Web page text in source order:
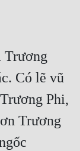
Trương
Có lẽ vũ
Phi,
Trương